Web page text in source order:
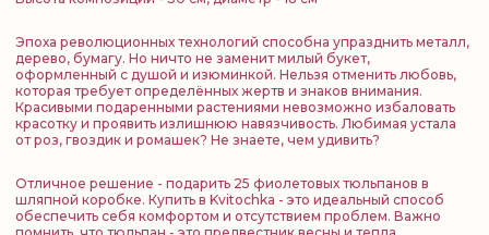
Эпоха революционных технологий способна упразднить металл,
дерево, бумагу. Но ничто не заменит милый букет,
оформленный с душой и изюминкой. Нельзя отменить любовь,
которая требует определённых жертв и знаков внимания.
Красивыми подаренными растениями невозможно избаловать
красотку и проявить излишнюю навязчивость. Любимая устала
от роз, гвоздик и ромашек? Не знаете, чем удивить?
Отличное решение - подарить 25 фиолетовых тюльпанов в
шляпной коробке. Купить в Kvitochka - это идеальный способ
обеспечить себя комфортом и отсутствием проблем. Важно